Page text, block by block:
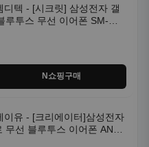
디텍 - [시크릿] 삼성전자 갤
루투스 무선 이어폰 SM-
N쇼핑구매
이유 - [크리에이터]삼성전자
무선 블루투스 이어폰 ANC